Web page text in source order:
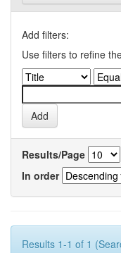
Add filters:
Use filters to refine
Results/Page
In order
Results 1-1 of 1